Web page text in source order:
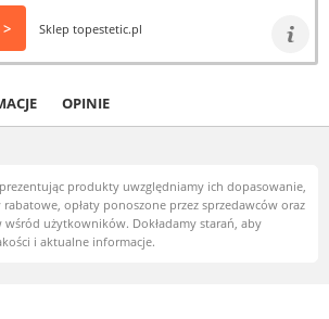
Sklep topestetic.pl
OPINIE
produkty uwzględniamy ich dopasowanie,
opłaty ponoszone przez sprzedawców oraz
użytkowników. Dokładamy starań, aby
i aktualne informacje.